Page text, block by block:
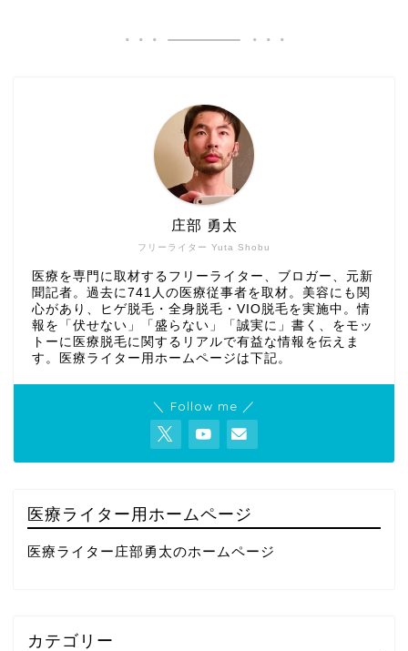
フリーライター Yuta Shobu
庄部 勇太
医療を専門に取材するフリーライター、ブロガー、元新
聞記者。過去に741人の医療従事者を取材。美容にも関
心があり、ヒゲ脱毛・全身脱毛・VIO脱毛を実施中。情
報を「伏せない」「盛らない」「誠実に」書く、をモッ
トーに医療脱毛に関するリアルで有益な情報を伝えま
す。医療ライター用ホームページは下記。
＼ Follow me ／
医療ライター用ホームページ
医療ライター庄部勇太のホームページ
カテゴリー